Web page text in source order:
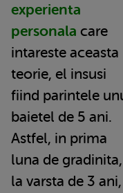
experienta
personala care
intareste aceasta
teorie, el insusi
fiind parintele
baietel de 5 ani.
Astfel, in prima
luna de gradinita,
la varsta de 3 ani,